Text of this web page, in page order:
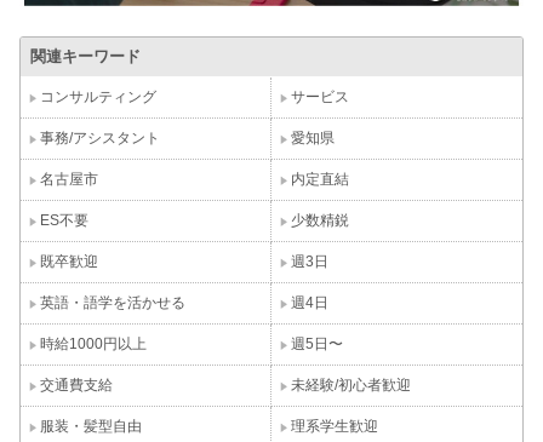
関連キーワード
コンサルティング サービス
事務/アシスタント 愛知県
名古屋市 内定直結
ES不要 少数精鋭
既卒歓迎 週3日
英語・語学を活かせる 週4日
時給1000円以上 週5日〜
交通費支給 未経験/初心者歓迎
服装・髪型自由 理系学生歓迎